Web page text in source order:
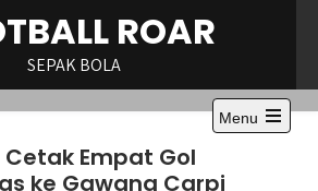
ROAR
SEPAK BOLA
Menu
Open
Cetak Empat Gol
ke Gawang Carpi